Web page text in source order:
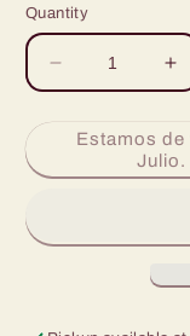
Quantity
Decrease
quantity
Albóndigas
de
salsa
320grs
Estamos
Julio.